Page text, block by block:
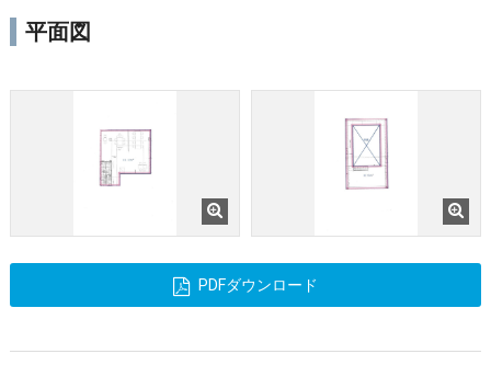
平面図
PDFダウンロード